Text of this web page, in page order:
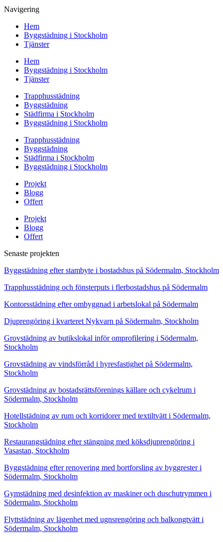
Navigering
Hem
Byggstädning i Stockholm
Tjänster
Hem
Byggstädning i Stockholm
Tjänster
Trapphusstädning
Byggstädning
Städfirma i Stockholm
Byggstädning i Stockholm
Trapphusstädning
Byggstädning
Städfirma i Stockholm
Byggstädning i Stockholm
Projekt
Blogg
Offert
Projekt
Blogg
Offert
Senaste projekten
Byggstädning efter stambyte i bostadshus på Södermalm, Stockholm
Trapphusstädning och fönsterputs i flerbostadshus på Södermalm
Kontorsstädning efter ombyggnad i arbetslokal på Södermalm
Djuprengöring i kvarteret Nykvarn på Södermalm, Stockholm
Grovstädning av butikslokal inför omprofilering i Södermalm,
Stockholm
Grovstädning av vindsförråd i hyresfastighet på Södermalm,
Stockholm
Grovstädning av bostadsrättsförenings källare och cykelrum i
Södermalm, Stockholm
Hotellstädning av rum och korridorer med textiltvätt i Södermalm,
Stockholm
Restaurangstädning efter stängning med köksdjuprengöring i
Vasastan, Stockholm
Byggstädning efter renovering med bortforsling av byggrester i
Södermalm, Stockholm
Gymstädning med desinfektion av maskiner och duschutrymmen i
Södermalm, Stockholm
Flyttstädning av lägenhet med ugnsrengöring och balkongtvätt i
Södermalm, Stockholm